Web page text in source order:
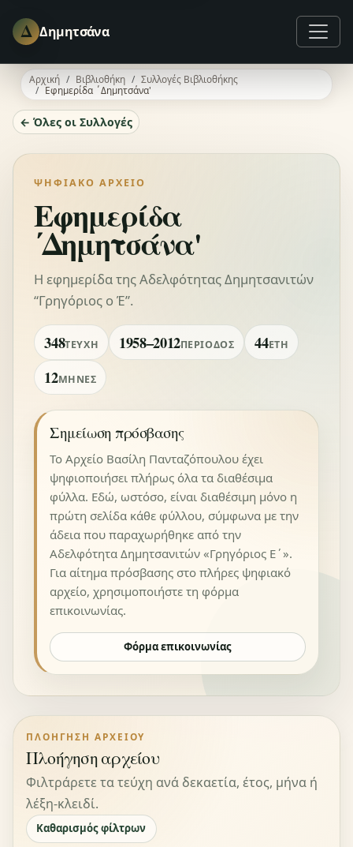
Δ Δημητσάνα
Αρχική Βιβλιοθήκη
Συλλογές Βιβλιοθήκης
Εφημερίδα ΄Δημητσάνα'
← Όλες οι Συλλογές
ΨΗΦΙΑΚΌ ΑΡΧΕΊΟ
Εφημερίδα
΄Δημητσάνα'
Η εφημερίδα της Αδελφότητας Δημητσανιτών
“Γρηγόριος ο Έ”.
348ΤΕΎΧΗ 1958–2012ΠΕΡΊΟΔΟΣ 44ΈΤΗ
12ΜΉΝΕΣ
Σημείωση πρόσβασης
Το Αρχείο Βασίλη Πανταζόπουλου έχει
ψηφιοποιήσει πλήρως όλα τα διαθέσιμα
φύλλα. Εδώ, ωστόσο, είναι διαθέσιμη μόνο η
πρώτη σελίδα κάθε φύλλου, σύμφωνα με την
άδεια που παραχωρήθηκε από την
Αδελφότητα Δημητσανιτών «Γρηγόριος Ε΄».
Για αίτημα πρόσβασης στο πλήρες ψηφιακό
αρχείο, χρησιμοποιήστε τη φόρμα
επικοινωνίας.
Φόρμα επικοινωνίας
ΠΛΟΉΓΗΣΗ ΑΡΧΕΊΟΥ
Πλοήγηση αρχείου
Φιλτράρετε τα τεύχη ανά δεκαετία, έτος, μήνα ή
λέξη-κλειδί.
Καθαρισμός φίλτρων